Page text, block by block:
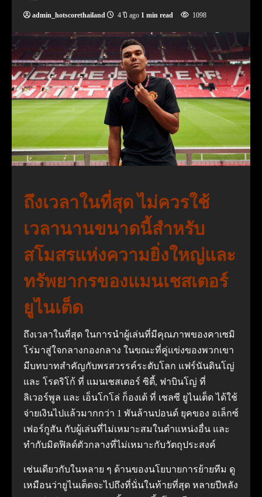
admin_hotscorethailand 4 ปี ago 1 min read 1098
ถึงเวลาในที่สุด ไม่ควรใช้
เวลานานขนาดนี้สำหรับ
สโมสรแห่งความยิ่งใหญ่และ
ทรัพยากรของแมนเชสเตอร์
ยูไนเต็ด
ถึงเวลาในที่สุด ในการนำผู้เล่นที่มีคุณภาพของคาเซมิ
โร่มาสู่ใจกลางกองกลาง ในขณะที่คู่แข่งของพวกเขา
มีบทบาทสำคัญกับพรสวรรค์ระดับโลก แฟร์นันดินโญ่
และ โรดริโก้ ที่ แมนเชสเตอร์ ซิตี้, ฟาบินโญ่ ที่
ลิเวอร์พูล และ เอ็นโกโล่ ก็องเต้ ที่ เชลซี ยูไนเต็ด ได้ใช้
จ่ายเงินไปแล้วมากกว่า 1 พันล้านปอนด์ ยุคของ อเล็กซ์
เฟอร์กูสัน กับผู้เล่นที่ไม่เหมาะสมในตำแหน่งอื่น และ
ทำกับมิดฟิลด์ตัวกลางที่ไม่เหมาะกับวัตถุประสงค์
เช่นเดียวกับในหลาย ๆ ด้านของนโยบายการย้ายทีม ดู
เหมือนว่ายูไนเต็ดจะไปถึงที่นั่นในท้ายที่สุด หลายปีหลัง